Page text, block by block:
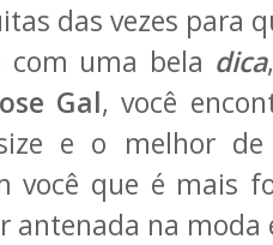
das vezes para
com uma bela dica
Gal, você
e o melhor
você que é mais
antenada na